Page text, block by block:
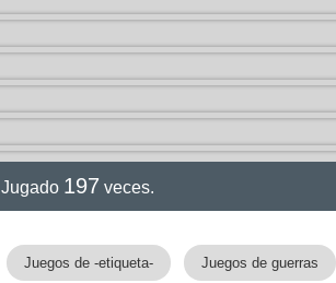
Jugado 197 veces.
Juegos de -etiqueta- Juegos de guerras